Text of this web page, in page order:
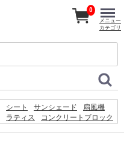
シート サンシェード
扇風機
ラティス
コンクリートブロック
0
メニュー
カテゴリ